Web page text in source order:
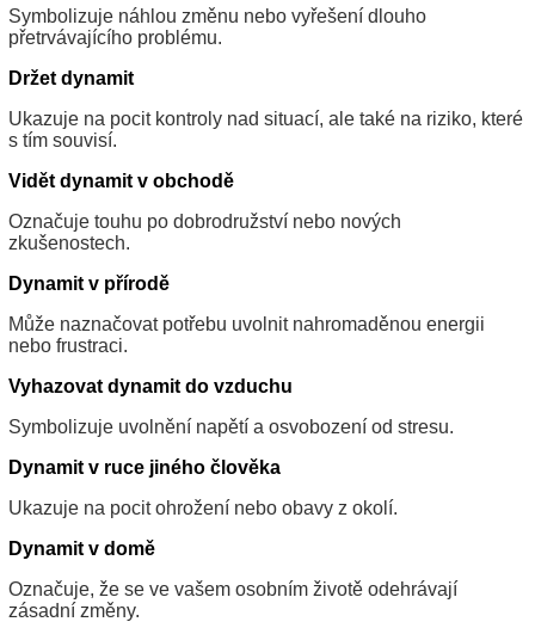
Symbolizuje náhlou změnu nebo vyřešení dlouho
přetrvávajícího problému.
Držet dynamit
Ukazuje na pocit kontroly nad situací, ale také na riziko, které
s tím souvisí.
Vidět dynamit v obchodě
Označuje touhu po dobrodružství nebo nových
zkušenostech.
Dynamit v přírodě
Může naznačovat potřebu uvolnit nahromaděnou energii
nebo frustraci.
Vyhazovat dynamit do vzduchu
Symbolizuje uvolnění napětí a osvobození od stresu.
Dynamit v ruce jiného člověka
Ukazuje na pocit ohrožení nebo obavy z okolí.
Dynamit v domě
Označuje, že se ve vašem osobním životě odehrávají
zásadní změny.